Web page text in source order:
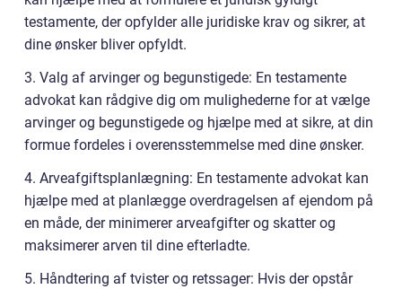
testamente, der opfylder alle juridiske krav og sikrer, at
dine ønsker bliver opfyldt.
3. Valg af arvinger og begunstigede: En testamente
advokat kan rådgive dig om mulighederne for at vælge
arvinger og begunstigede og hjælpe med at sikre, at din
formue fordeles i overensstemmelse med dine ønsker.
4. Arveafgiftsplanlægning: En testamente advokat kan
hjælpe med at planlægge overdragelsen af ejendom på
en måde, der minimerer arveafgifter og skatter og
maksimerer arven til dine efterladte.
5. Håndtering af tvister og retssager: Hvis der opstår